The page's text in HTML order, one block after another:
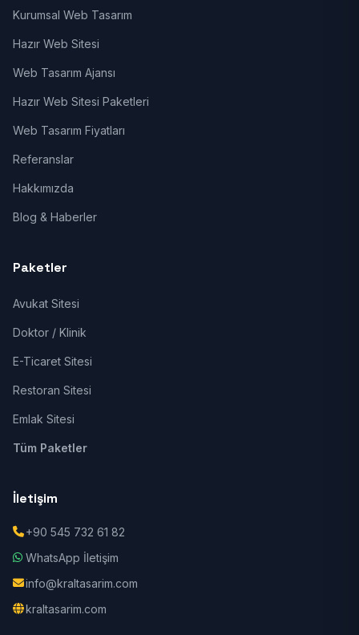
Kurumsal Web Tasarım
Hazır Web Sitesi
Web Tasarım Ajansı
Hazır Web Sitesi Paketleri
Web Tasarım Fiyatları
Referanslar
Hakkımızda
Blog & Haberler
Paketler
Avukat Sitesi
Doktor / Klinik
E-Ticaret Sitesi
Restoran Sitesi
Emlak Sitesi
Tüm Paketler
İletişim
+90 545 732 61 82
WhatsApp İletişim
info@kraltasarim.com
kraltasarim.com